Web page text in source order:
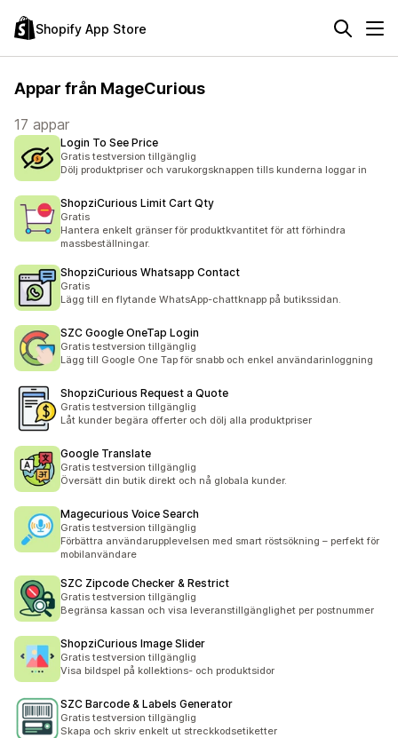
Shopify App Store
Appar från MageCurious
17 appar
Login To See Price
Gratis testversion tillgänglig
Dölj produktpriser och varukorgsknappen tills kunderna loggar in
ShopziCurious Limit Cart Qty
Gratis
Hantera enkelt gränser för produktkvantitet för att förhindra
massbeställningar.
ShopziCurious Whatsapp Contact
Gratis
Lägg till en flytande WhatsApp-chattknapp på butikssidan.
SZC Google OneTap Login
Gratis testversion tillgänglig
Lägg till Google One Tap för snabb och enkel användarinloggning
ShopziCurious Request a Quote
Gratis testversion tillgänglig
Låt kunder begära offerter och dölj alla produktpriser
Google Translate
Gratis testversion tillgänglig
Översätt din butik direkt och nå globala kunder.
Magecurious Voice Search
Gratis testversion tillgänglig
Förbättra användarupplevelsen med smart röstsökning – perfekt för
mobilanvändare
SZC Zipcode Checker & Restrict
Gratis testversion tillgänglig
Begränsa kassan och visa leveranstillgänglighet per postnummer
ShopziCurious Image Slider
Gratis testversion tillgänglig
Visa bildspel på kollektions- och produktsidor
SZC Barcode & Labels Generator
Gratis testversion tillgänglig
Skapa och skriv enkelt ut streckkodsetiketter